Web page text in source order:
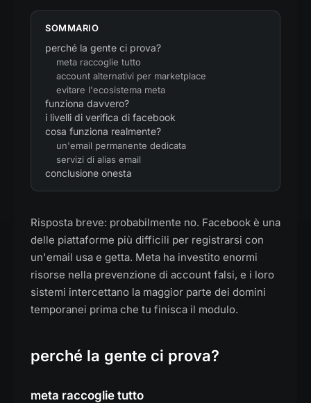
SOMMARIO
perché la gente ci prova?
meta raccoglie tutto
account alternativi per marketplace
evitare l'ecosistema meta
funziona davvero?
i livelli di verifica di facebook
cosa funziona realmente?
un'email permanente dedicata
servizi di alias email
conclusione onesta
Risposta breve: probabilmente no. Facebook è una
delle piattaforme più difficili per registrarsi con
un'email usa e getta. Meta ha investito enormi
risorse nella prevenzione di account falsi, e i loro
sistemi intercettano la maggior parte dei domini
temporanei prima che tu finisca il modulo.
perché la gente ci prova?
meta raccoglie tutto